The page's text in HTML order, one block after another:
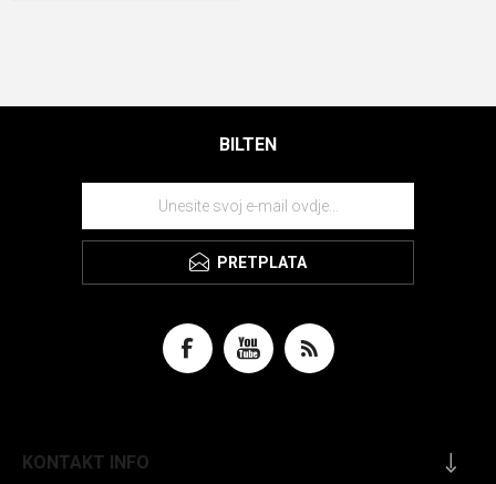
BILTEN
PRETPLATA
KONTAKT INFO